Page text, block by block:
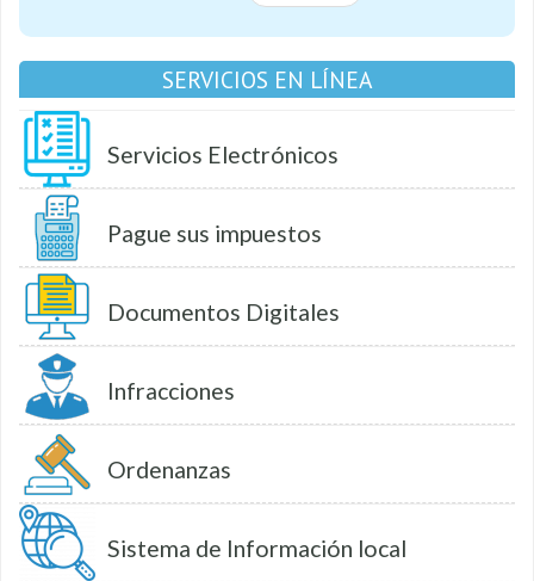
SERVICIOS EN LÍNEA
Servicios Electrónicos
Pague sus impuestos
Documentos Digitales
Infracciones
Ordenanzas
Sistema de Información local